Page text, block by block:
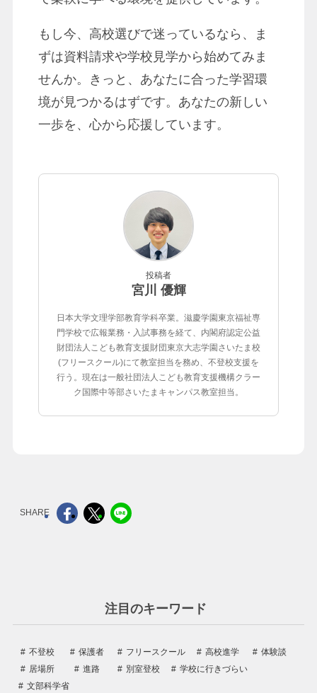
もし今、高校選びで迷っているなら、ま
ずは資料請求や学校見学から始めてみま
せんか。きっと、あなたに合った学習環
境が見つかるはずです。あなたの新しい
一歩を、心から応援しています。
投稿者
宮川 優輝
日本大学文理学部教育学科卒業。滋慶学園東京福祉専
門学校で広報業務・入試事務を経て、内閣府認定公益
財団法人こども教育支援財団東京大志学園さいたま校
(フリースクール)にて教室担当を務め、不登校支援を
行う。現在は一般社団法人こども教育支援機構クラー
ク国際中等部さいたまキャンパス教室担当。
注目のキーワード
不登校 保護者 フリースクール 高校進学
体験談
居場所
進路 別室登校
学校に行きづらい
文部科学省